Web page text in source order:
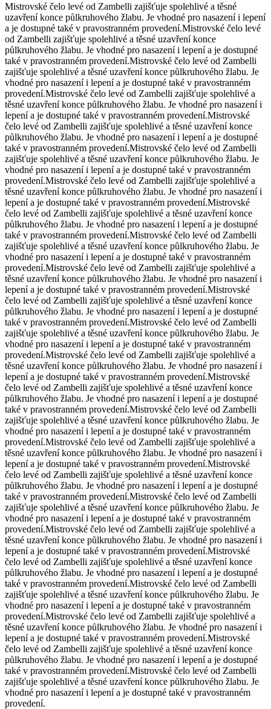
Mistrovské čelo levé od Zambelli zajišťuje spolehlivé a těsné
uzavření konce půlkruhového žlabu. Je vhodné pro nasazení i lepení
a je dostupné také v pravostranném provedení.Mistrovské čelo levé
od Zambelli zajišťuje spolehlivé a těsné uzavření konce
půlkruhového žlabu. Je vhodné pro nasazení i lepení a je dostupné
také v pravostranném provedení.Mistrovské čelo levé od Zambelli
zajišťuje spolehlivé a těsné uzavření konce půlkruhového žlabu. Je
vhodné pro nasazení i lepení a je dostupné také v pravostranném
provedení.Mistrovské čelo levé od Zambelli zajišťuje spolehlivé a
těsné uzavření konce půlkruhového žlabu. Je vhodné pro nasazení i
lepení a je dostupné také v pravostranném provedení.Mistrovské
čelo levé od Zambelli zajišťuje spolehlivé a těsné uzavření konce
půlkruhového žlabu. Je vhodné pro nasazení i lepení a je dostupné
také v pravostranném provedení.Mistrovské čelo levé od Zambelli
zajišťuje spolehlivé a těsné uzavření konce půlkruhového žlabu. Je
vhodné pro nasazení i lepení a je dostupné také v pravostranném
provedení.Mistrovské čelo levé od Zambelli zajišťuje spolehlivé a
těsné uzavření konce půlkruhového žlabu. Je vhodné pro nasazení i
lepení a je dostupné také v pravostranném provedení.Mistrovské
čelo levé od Zambelli zajišťuje spolehlivé a těsné uzavření konce
půlkruhového žlabu. Je vhodné pro nasazení i lepení a je dostupné
také v pravostranném provedení.Mistrovské čelo levé od Zambelli
zajišťuje spolehlivé a těsné uzavření konce půlkruhového žlabu. Je
vhodné pro nasazení i lepení a je dostupné také v pravostranném
provedení.Mistrovské čelo levé od Zambelli zajišťuje spolehlivé a
těsné uzavření konce půlkruhového žlabu. Je vhodné pro nasazení i
lepení a je dostupné také v pravostranném provedení.Mistrovské
čelo levé od Zambelli zajišťuje spolehlivé a těsné uzavření konce
půlkruhového žlabu. Je vhodné pro nasazení i lepení a je dostupné
také v pravostranném provedení.Mistrovské čelo levé od Zambelli
zajišťuje spolehlivé a těsné uzavření konce půlkruhového žlabu. Je
vhodné pro nasazení i lepení a je dostupné také v pravostranném
provedení.Mistrovské čelo levé od Zambelli zajišťuje spolehlivé a
těsné uzavření konce půlkruhového žlabu. Je vhodné pro nasazení i
lepení a je dostupné také v pravostranném provedení.Mistrovské
čelo levé od Zambelli zajišťuje spolehlivé a těsné uzavření konce
půlkruhového žlabu. Je vhodné pro nasazení i lepení a je dostupné
také v pravostranném provedení.Mistrovské čelo levé od Zambelli
zajišťuje spolehlivé a těsné uzavření konce půlkruhového žlabu. Je
vhodné pro nasazení i lepení a je dostupné také v pravostranném
provedení.Mistrovské čelo levé od Zambelli zajišťuje spolehlivé a
těsné uzavření konce půlkruhového žlabu. Je vhodné pro nasazení i
lepení a je dostupné také v pravostranném provedení.Mistrovské
čelo levé od Zambelli zajišťuje spolehlivé a těsné uzavření konce
půlkruhového žlabu. Je vhodné pro nasazení i lepení a je dostupné
také v pravostranném provedení.Mistrovské čelo levé od Zambelli
zajišťuje spolehlivé a těsné uzavření konce půlkruhového žlabu. Je
vhodné pro nasazení i lepení a je dostupné také v pravostranném
provedení.Mistrovské čelo levé od Zambelli zajišťuje spolehlivé a
těsné uzavření konce půlkruhového žlabu. Je vhodné pro nasazení i
lepení a je dostupné také v pravostranném provedení.Mistrovské
čelo levé od Zambelli zajišťuje spolehlivé a těsné uzavření konce
půlkruhového žlabu. Je vhodné pro nasazení i lepení a je dostupné
také v pravostranném provedení.Mistrovské čelo levé od Zambelli
zajišťuje spolehlivé a těsné uzavření konce půlkruhového žlabu. Je
vhodné pro nasazení i lepení a je dostupné také v pravostranném
provedení.Mistrovské čelo levé od Zambelli zajišťuje spolehlivé a
těsné uzavření konce půlkruhového žlabu. Je vhodné pro nasazení i
lepení a je dostupné také v pravostranném provedení.Mistrovské
čelo levé od Zambelli zajišťuje spolehlivé a těsné uzavření konce
půlkruhového žlabu. Je vhodné pro nasazení i lepení a je dostupné
také v pravostranném provedení.Mistrovské čelo levé od Zambelli
zajišťuje spolehlivé a těsné uzavření konce půlkruhového žlabu. Je
vhodné pro nasazení i lepení a je dostupné také v pravostranném
provedení.